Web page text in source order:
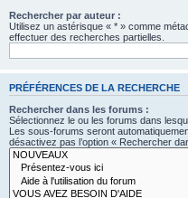
Rechercher par auteur :
Utilisez un astérisque « * » comme
effectuer des recherches partielles.
PRÉFÉRENCES DE LA RECHERCHE
Rechercher dans les forums :
Sélectionnez le ou les forums dans
Les sous-forums seront
désactivez pas l’option « Rechercher